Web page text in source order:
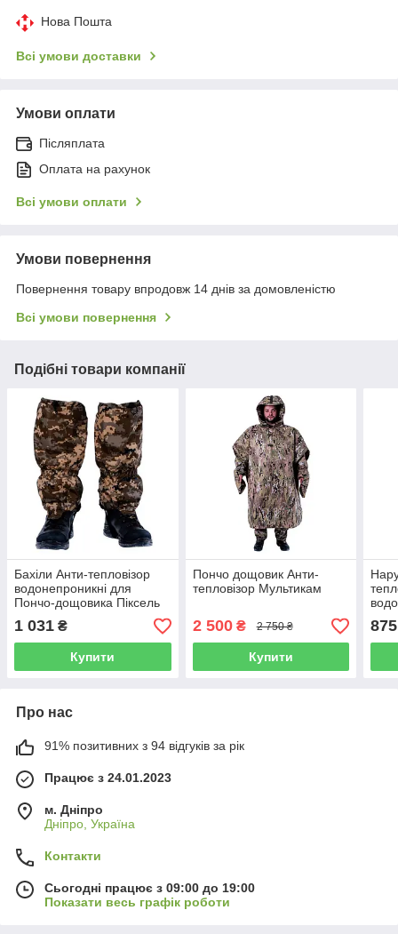
Нова Пошта
Всі умови доставки
Умови оплати
Післяплата
Оплата на рахунок
Всі умови оплати
Умови повернення
Повернення товару впродовж 14 днів за домовленістю
Всі умови повернення
Подібні товари компанії
Бахіли Анти-тепловізор
водонепроникні для
Пончо-дощовика Піксель
1 031 ₴
Купити
Пончо дощовик Анти-
тепловізор Мультикам
2 500₴ 2 750 ₴
Купити
875
Про нас
91% позитивних з 94 відгуків за рік
Працює з 24.01.2023
м. Дніпро
Дніпро, Україна
Контакти
Сьогодні працює з 09:00 до 19:00
Показати весь графік роботи